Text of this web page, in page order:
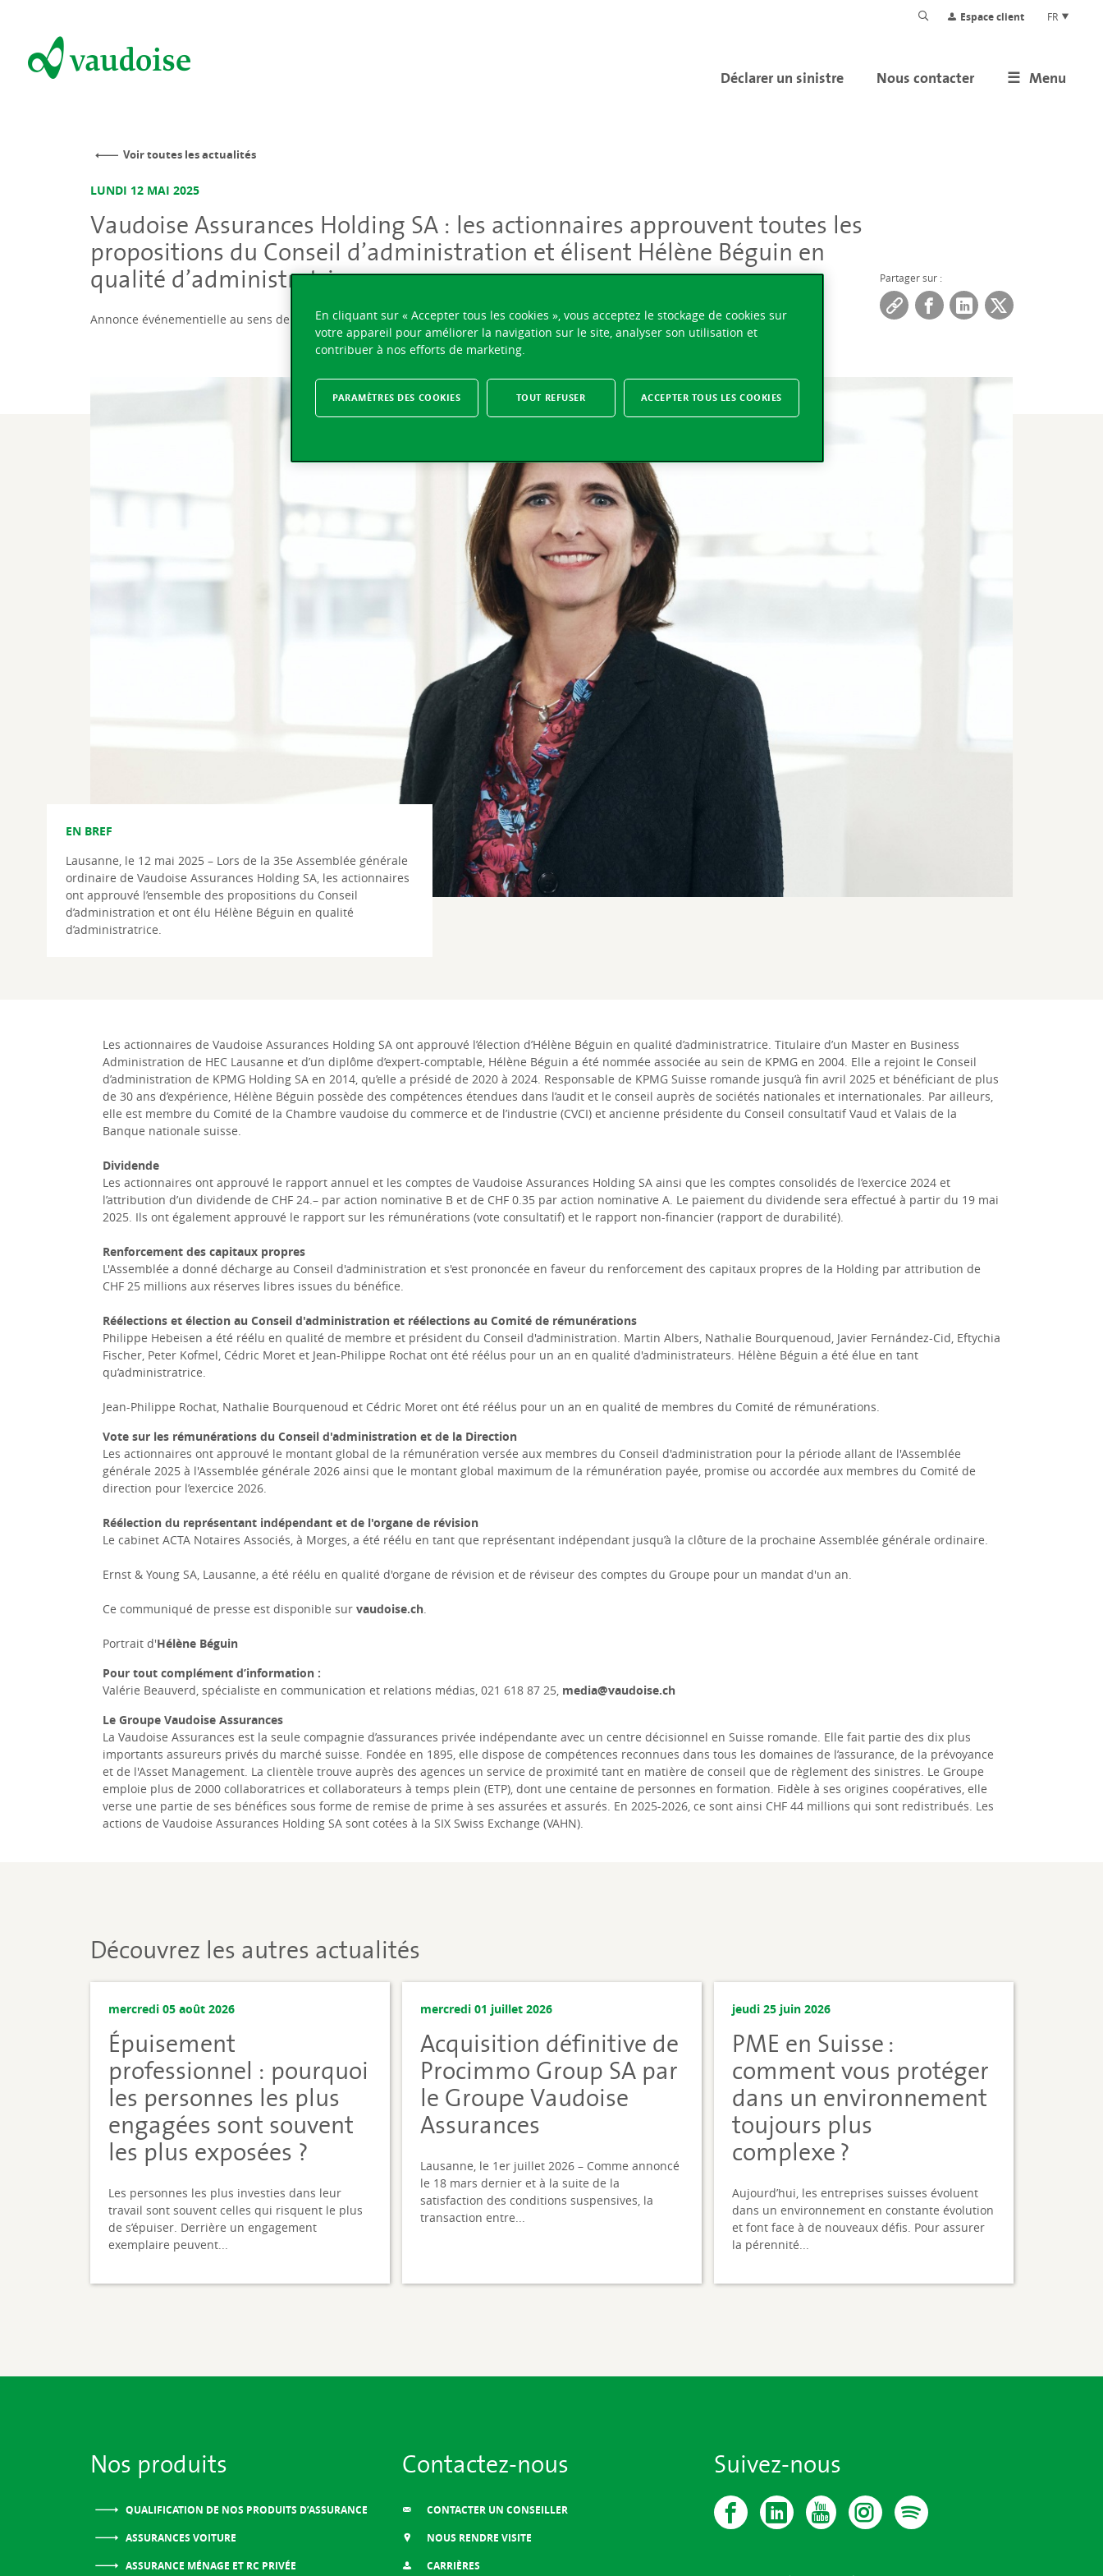
Espace client FR
Menu
Nous contacter
Déclarer un sinistre
Voir toutes les actualités
LUNDI 12 MAI 2025
Vaudoise Assurances Holding SA : les actionnaires approuvent toutes les
propositions du Conseil d’administration et élisent Hélène Béguin en
qualité d’administratrice
Annonce événementielle au sens de l’art. 53 RC
Partager sur :
EN BREF
Lausanne, le 12 mai 2025 – Lors de la 35e Assemblée générale
ordinaire de Vaudoise Assurances Holding SA, les actionnaires
ont approuvé l’ensemble des propositions du Conseil
d’administration et ont élu Hélène Béguin en qualité
d’administratrice.
Les actionnaires de Vaudoise Assurances Holding SA ont approuvé l’élection d’Hélène Béguin en qualité d’administratrice. Titulaire d’un Master en Business
Administration de HEC Lausanne et d’un diplôme d’expert-comptable, Hélène Béguin a été nommée associée au sein de KPMG en 2004. Elle a rejoint le Conseil
d’administration de KPMG Holding SA en 2014, qu’elle a présidé de 2020 à 2024. Responsable de KPMG Suisse romande jusqu’à fin avril 2025 et bénéficiant de plus
de 30 ans d’expérience, Hélène Béguin possède des compétences étendues dans l’audit et le conseil auprès de sociétés nationales et internationales. Par ailleurs,
elle est membre du Comité de la Chambre vaudoise du commerce et de l’industrie (CVCI) et ancienne présidente du Conseil consultatif Vaud et Valais de la
Banque nationale suisse.
Dividende
Les actionnaires ont approuvé le rapport annuel et les comptes de Vaudoise Assurances Holding SA ainsi que les comptes consolidés de l’exercice 2024 et
l’attribution d’un dividende de CHF 24.– par action nominative B et de CHF 0.35 par action nominative A. Le paiement du dividende sera effectué à partir du 19 mai
2025. Ils ont également approuvé le rapport sur les rémunérations (vote consultatif) et le rapport non-financier (rapport de durabilité).
Renforcement des capitaux propres
L'Assemblée a donné décharge au Conseil d'administration et s'est prononcée en faveur du renforcement des capitaux propres de la Holding par attribution de
CHF 25 millions aux réserves libres issues du bénéfice.
Réélections et élection au Conseil d'administration et réélections au Comité de rémunérations
Philippe Hebeisen a été réélu en qualité de membre et président du Conseil d'administration. Martin Albers, Nathalie Bourquenoud, Javier Fernández-Cid, Eftychia
Fischer, Peter Kofmel, Cédric Moret et Jean-Philippe Rochat ont été réélus pour un an en qualité d'administrateurs. Hélène Béguin a été élue en tant
qu’administratrice.
Jean-Philippe Rochat, Nathalie Bourquenoud et Cédric Moret ont été réélus pour un an en qualité de membres du Comité de rémunérations.
Vote sur les rémunérations du Conseil d'administration et de la Direction
Les actionnaires ont approuvé le montant global de la rémunération versée aux membres du Conseil d'administration pour la période allant de l'Assemblée
générale 2025 à l'Assemblée générale 2026 ainsi que le montant global maximum de la rémunération payée, promise ou accordée aux membres du Comité de
direction pour l’exercice 2026.
Réélection du représentant indépendant et de l'organe de révision
Le cabinet ACTA Notaires Associés, à Morges, a été réélu en tant que représentant indépendant jusqu’à la clôture de la prochaine Assemblée générale ordinaire.
Ernst & Young SA, Lausanne, a été réélu en qualité d'organe de révision et de réviseur des comptes du Groupe pour un mandat d'un an.
Ce communiqué de presse est disponible sur vaudoise.ch.
Portrait d'Hélène Béguin
Pour tout complément d’information :
Valérie Beauverd, spécialiste en communication et relations médias, 021 618 87 25, media@vaudoise.ch
Le Groupe Vaudoise Assurances
La Vaudoise Assurances est la seule compagnie d’assurances privée indépendante avec un centre décisionnel en Suisse romande. Elle fait partie des dix plus
importants assureurs privés du marché suisse. Fondée en 1895, elle dispose de compétences reconnues dans tous les domaines de l’assurance, de la prévoyance
et de l'Asset Management. La clientèle trouve auprès des agences un service de proximité tant en matière de conseil que de règlement des sinistres. Le Groupe
emploie plus de 2000 collaboratrices et collaborateurs à temps plein (ETP), dont une centaine de personnes en formation. Fidèle à ses origines coopératives, elle
verse une partie de ses bénéfices sous forme de remise de prime à ses assurées et assurés. En 2025-2026, ce sont ainsi CHF 44 millions qui sont redistribués. Les
actions de Vaudoise Assurances Holding SA sont cotées à la SIX Swiss Exchange (VAHN).
Découvrez les autres actualités
mercredi 05 août 2026
Épuisement
professionnel : pourquoi
les personnes les plus
engagées sont souvent
les plus exposées ?
Les personnes les plus investies dans leur
travail sont souvent celles qui risquent le plus
de s’épuiser. Derrière un engagement
exemplaire peuvent...
mercredi 01 juillet 2026
Acquisition définitive de
Procimmo Group SA par
le Groupe Vaudoise
Assurances
Lausanne, le 1er juillet 2026 – Comme annoncé
le 18 mars dernier et à la suite de la
satisfaction des conditions suspensives, la
transaction entre...
jeudi 25 juin 2026
PME en Suisse :
comment vous protéger
dans un environnement
toujours plus
complexe ?
Aujourd’hui, les entreprises suisses évoluent
dans un environnement en constante évolution
et font face à de nouveaux défis. Pour assurer
la pérennité...
Nos produits
QUALIFICATION DE NOS PRODUITS D’ASSURANCE
ASSURANCES VOITURE
ASSURANCE MÉNAGE ET RC PRIVÉE
Contactez-nous
CONTACTER UN CONSEILLER
NOUS RENDRE VISITE
CARRIÈRES
Suivez-nous
En cliquant sur « Accepter tous les cookies », vous acceptez le stockage de cookies sur
votre appareil pour améliorer la navigation sur le site, analyser son utilisation et
contribuer à nos efforts de marketing.
TOUT REFUSER ACCEPTER TOUS LES COOKIES
PARAMÈTRES DES COOKIES